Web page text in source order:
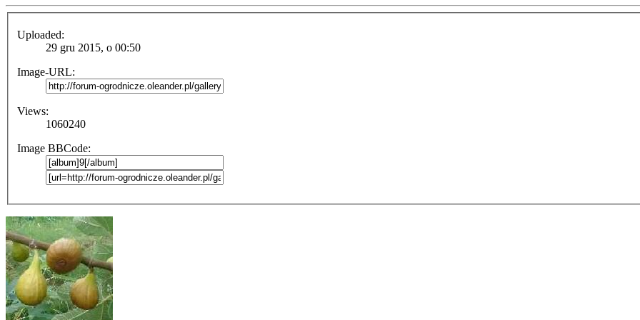
Uploaded:
29 gru 2015, o 00:50
Image-URL:
Views:
1060240
Image BBCode: